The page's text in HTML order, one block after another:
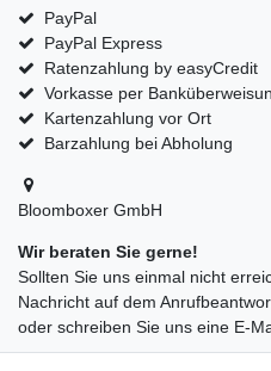
PayPal
PayPal Express
Ratenzahlung by easyCredit
Vorkasse per
Kartenzahlung vor Ort
Barzahlung bei Abholung
Bloomboxer GmbH
Wir beraten Sie gerne!
Sollten Sie uns einmal nicht
Nachricht auf dem
oder schreiben Sie uns eine E-